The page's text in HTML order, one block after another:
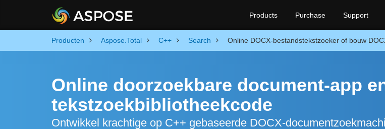
Products Purchase Support
Producten Aspose.Total C++ Search Online DOCX-bestandstekstzoeker of bouw
Online doorzoekbare document-app
tekstzoekbibliotheekcode
Ontwikkel krachtige op C++ gebaseerde DOCX-